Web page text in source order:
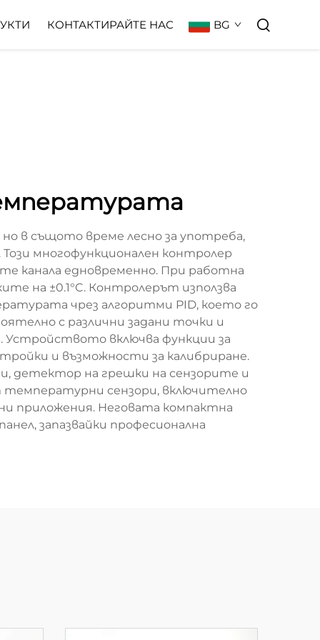
КОНТАКТИРАЙТЕ НАС BG
в същото време лесно за употреба,
многофункционален контролер
канала едновременно. При работна
на ±0.1°C. Контролерът използва
чрез алгоритми PID, което го
с различни задани точки и
включва функции за
и възможности за калибриране.
детектор на грешки на сензорите и
сензори, включително
приложения. Неговата компактна
запазвайки професионална